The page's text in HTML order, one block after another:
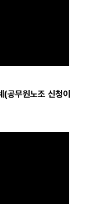
공무원노조 신청이